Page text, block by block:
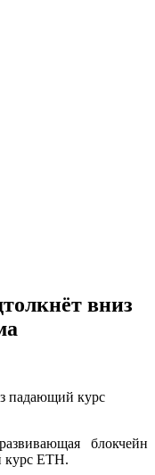
вниз
блокчейн
курс ETH.